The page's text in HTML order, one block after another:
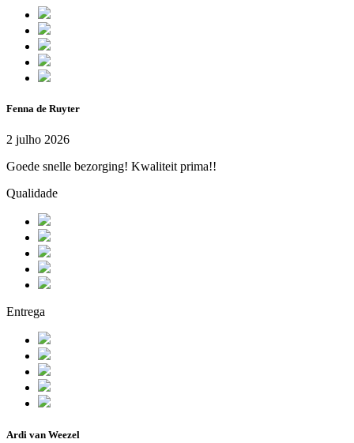
Fenna de Ruyter
2 julho 2026
Goede snelle bezorging! Kwaliteit prima!!
Qualidade
Entrega
Ardi van Weezel